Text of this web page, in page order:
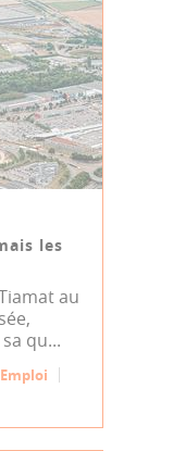
les
au
qu...
Emploi